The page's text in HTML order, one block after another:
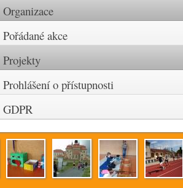
Organizace
Pořádané akce
Projekty
Prohlášení o přístupnosti
GDPR